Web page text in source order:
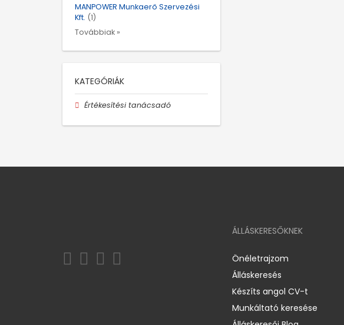
MANPOWER Munkaerő Szervezési
Kft. (1)
Továbbiak »
KATEGÓRIÁK
Értékesítési tanácsadó
ÁLLÁSKERESŐKNEK
Önéletrajzom
Álláskeresés
Készíts angol CV-t
Munkáltató keresése